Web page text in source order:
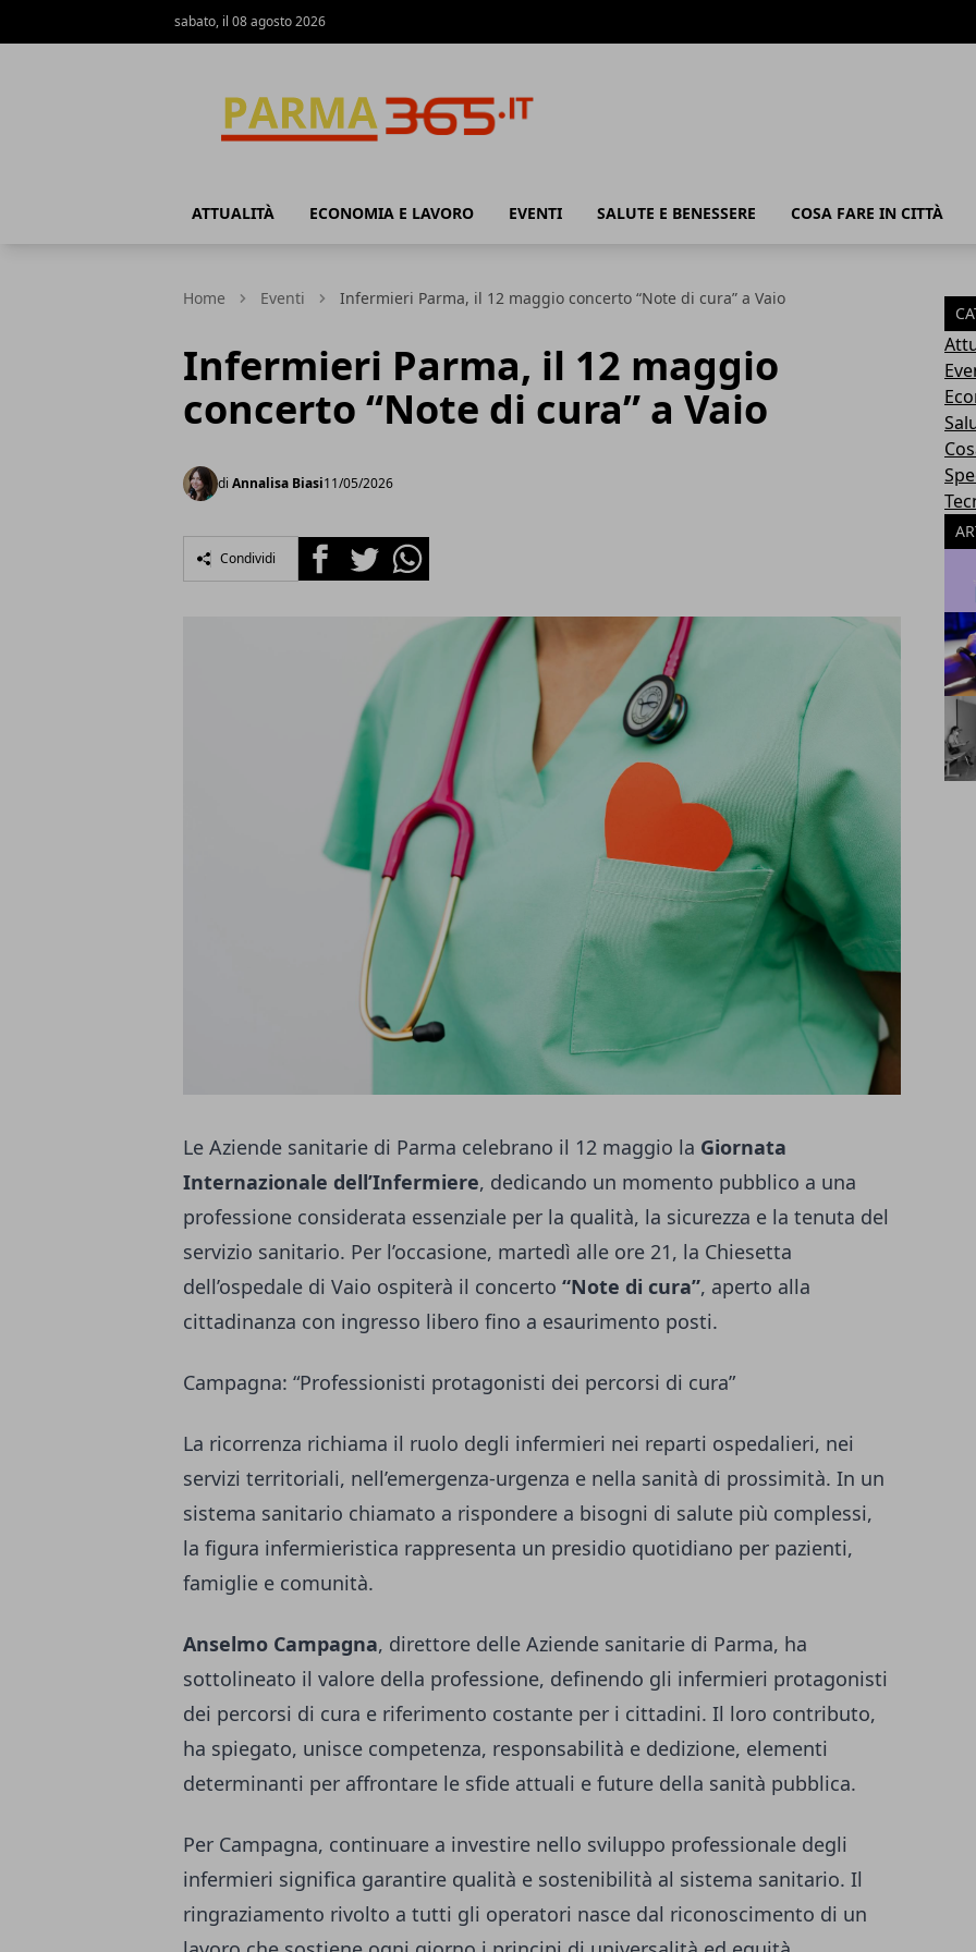
sabato, il 08 agosto 2026
ATTUALITÀ ECONOMIA E LAVORO EVENTI SALUTE E BENESSERE COSA FARE IN CITTÀ
Home Eventi Infermieri Parma, il 12 maggio concerto “Note di cura” a Vaio
Infermieri Parma, il 12 maggio
concerto “Note di cura” a Vaio
di Annalisa Biasi11/05/2026
Condividi FacebookTwitterWhatsapp
Le Aziende sanitarie di Parma celebrano il 12 maggio la Giornata
Internazionale dell’Infermiere, dedicando un momento pubblico a una
professione considerata essenziale per la qualità, la sicurezza e la tenuta del
servizio sanitario. Per l’occasione, martedì alle ore 21, la Chiesetta
dell’ospedale di Vaio ospiterà il concerto “Note di cura”, aperto alla
cittadinanza con ingresso libero fino a esaurimento posti.
Campagna: “Professionisti protagonisti dei percorsi di cura”
La ricorrenza richiama il ruolo degli infermieri nei reparti ospedalieri, nei
servizi territoriali, nell’emergenza-urgenza e nella sanità di prossimità. In un
sistema sanitario chiamato a rispondere a bisogni di salute più complessi,
la figura infermieristica rappresenta un presidio quotidiano per pazienti,
famiglie e comunità.
Anselmo Campagna, direttore delle Aziende sanitarie di Parma, ha
sottolineato il valore della professione, definendo gli infermieri protagonisti
dei percorsi di cura e riferimento costante per i cittadini. Il loro contributo,
ha spiegato, unisce competenza, responsabilità e dedizione, elementi
determinanti per affrontare le sfide attuali e future della sanità pubblica.
Per Campagna, continuare a investire nello sviluppo professionale degli
infermieri significa garantire qualità e sostenibilità al sistema sanitario. Il
ringraziamento rivolto a tutti gli operatori nasce dal riconoscimento di un